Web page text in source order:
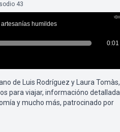
43
de Luis Rodríguez y Laura Tomàs,
para viajar, informacióno detallada
y mucho más, patrocinado por